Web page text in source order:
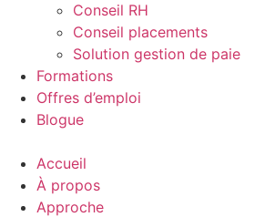
Conseil RH
Conseil placements
Solution gestion de paie
Formations
Offres d’emploi
Blogue
Accueil
À propos
Approche